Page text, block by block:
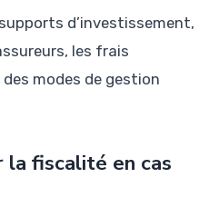
d’investissement,
les frais
modes de gestion
fiscalité en cas